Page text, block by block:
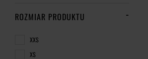
ROZMIAR PRODUKTU
XXS
XS